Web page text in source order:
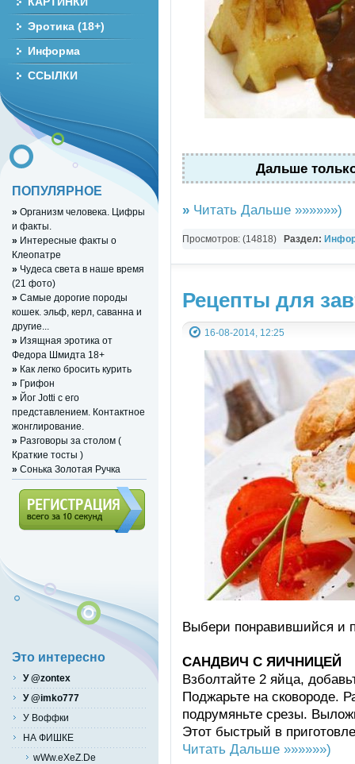
Дальше
» Читать Дальше »»»»»»)
Просмотров: (14818) Раздел:
Рецепты для
16-08-2014, 12:25
Выбери понравившийся и
САНДВИЧ С ЯИЧНИЦЕЙ
Взболтайте 2 яйца,
Поджарьте на сковороде.
подрумяньте срезы.
Этот быстрый в
Читать Дальше »»»»»»)
Эротика (18+)
Информа
ССЫЛКИ
ПОПУЛЯРНОЕ
» Организм человека. Цифры
и факты.
» Интересные факты о
Клеопатре
» Чудеса света в наше время
(21 фото)
» Самые дорогие породы
кошек. эльф, керл, саванна и
другие...
» Изящная эротика от
Федора Шмидта 18+
» Как легко бросить курить
» Грифон
» Йог Jotti с его
представлением. Контактное
жонглирование.
» Разговоры за столом (
Краткие тосты )
» Сонька Золотая Ручка
Это интересно
У @zontex
У @imko777
У Воффки
НА ФИШКЕ
wWw.eXeZ.De